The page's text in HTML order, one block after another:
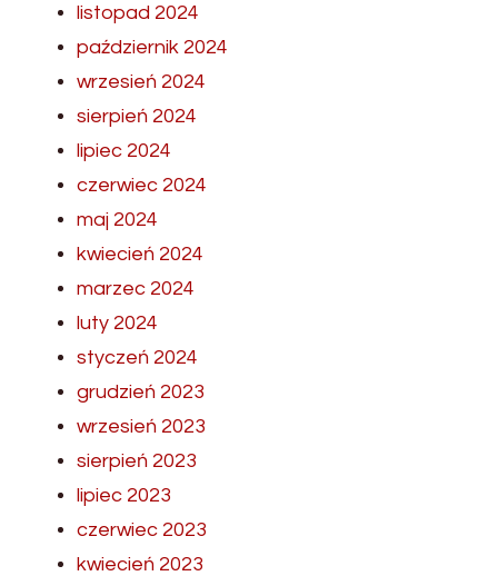
listopad 2024
październik 2024
wrzesień 2024
sierpień 2024
lipiec 2024
czerwiec 2024
maj 2024
kwiecień 2024
marzec 2024
luty 2024
styczeń 2024
grudzień 2023
wrzesień 2023
sierpień 2023
lipiec 2023
czerwiec 2023
kwiecień 2023